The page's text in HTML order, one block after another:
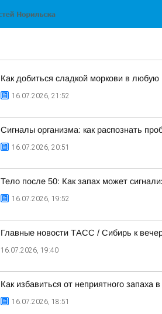
Как добиться сладкой моркови в любую
16.07.2026, 21:52
Сигналы организма: как распознать
16.07.2026, 20:51
Тело после 50: Как запах может
16.07.2026, 19:52
Главные новости ТАСС / Сибирь к
16.07.2026, 19:40
Как избавиться от неприятного запаха
16.07.2026, 18:51